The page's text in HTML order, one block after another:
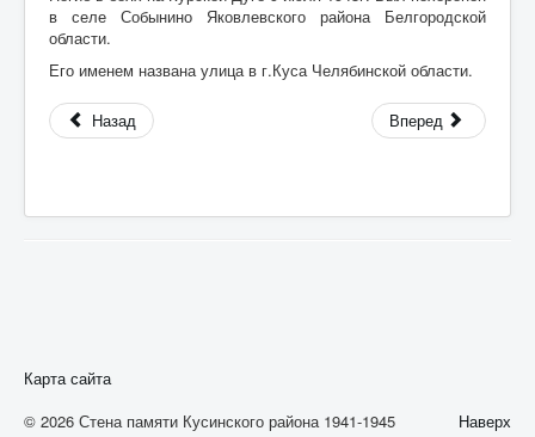
Г
Д
Е
в селе Собынино Яковлевского района Белгородской
области.
Его именем названа улица в г.Куса Челябинской области.
Назад Вперед
Карта сайта
Наверх
© 2026 Стена памяти Кусинского района 1941-1945